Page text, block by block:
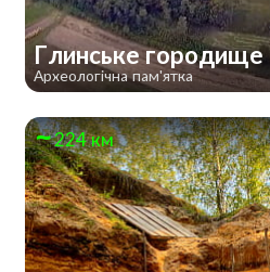
Глинське городище
Археологічна пам'ятка
224 км